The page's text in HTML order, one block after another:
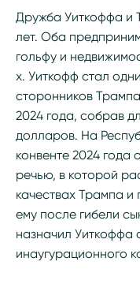
Дружба Уиткоффа и
лет. Оба
гольфу и
х. Уиткофф стал
сторонников
2024 года, собрав
долларов. На
конвенте 2024 года
речью, в которой
качествах Трампа и
ему после гибели
назначил Уиткоффа
инаугурационного